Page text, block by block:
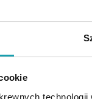
PRZYDAĆ